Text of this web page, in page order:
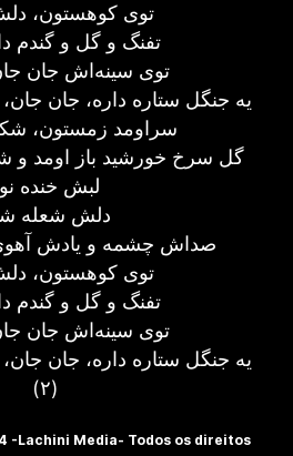
توی کوهستون،
تفنگ و گل و گندم
توی سينه‌اش جان
يه جنگل ستاره داره، جان
سراومد زمستون،
گل سرخ خورشيد باز اومد و
لبش خنده
دلش شعله
صداش چشمه و يادش آهوی
توی کوهستون،
تفنگ و گل و گندم
توی سينه‌اش جان
يه جنگل ستاره داره، جان
(۲)
-Lachini Media- Todos os direitos